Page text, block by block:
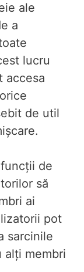
ale
a
lucru
accesa
de util
de
să
ai
pot
sarcinile
alți membri